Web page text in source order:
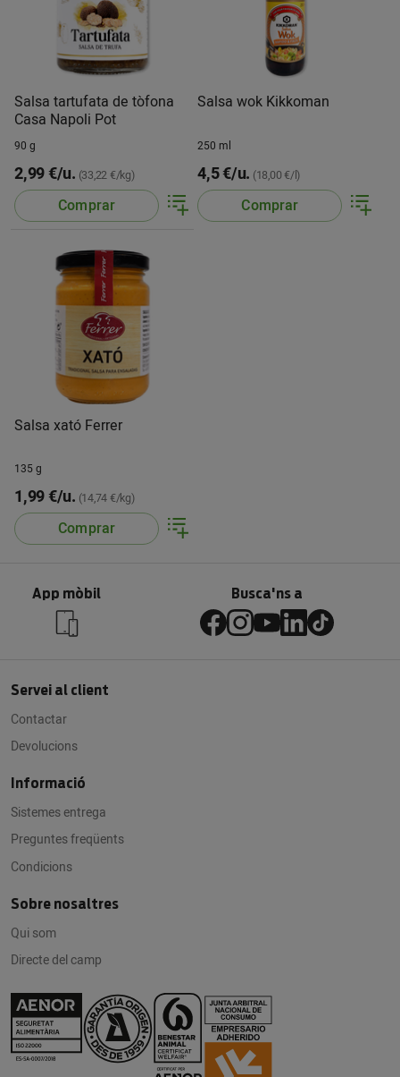
Salsa tartufata de tòfona
Casa Napoli Pot
90 g
2,99 €/u. (33,22 €/kg)
Comprar
Salsa wok Kikkoman
250 ml
4,5 €/u. (18,00 €/l)
Comprar
Salsa xató Ferrer
135 g
1,99 €/u. (14,74 €/kg)
Comprar
App mòbil Busca'ns a
Servei al client
Contactar
Devolucions
Informació
Sistemes entrega
Preguntes freqüents
Condicions
Sobre nosaltres
Qui som
Directe del camp